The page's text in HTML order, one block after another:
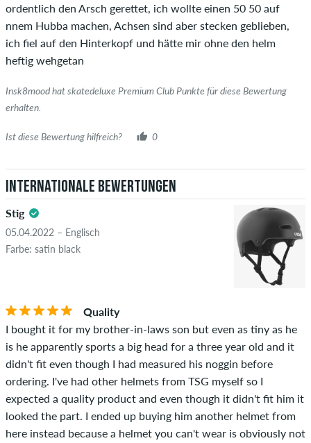
ordentlich den Arsch gerettet, ich wollte einen 50 50 auf
nnem Hubba machen, Achsen sind aber stecken geblieben,
ich fiel auf den Hinterkopf und hätte mir ohne den helm
heftig wehgetan
Insk8mood hat skatedeluxe Premium Club Punkte für diese Bewertung
erhalten.
Ist diese Bewertung hilfreich? 0
Internationale Bewertungen
Stig
05.04.2022 – Englisch
Farbe: satin black
Quality
I bought it for my brother-in-laws son but even as tiny as he
is he apparently sports a big head for a three year old and it
didn't fit even though I had measured his noggin before
ordering. I've had other helmets from TSG myself so I
expected a quality product and even though it didn't fit him it
looked the part. I ended up buying him another helmet from
here instead because a helmet you can't wear is obviously not